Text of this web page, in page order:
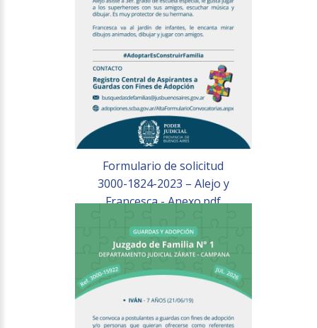
Formulario de solicitud
3000-1824-2023 – Alejo y
Francesca - Anexo.pdf